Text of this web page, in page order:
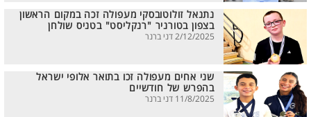
נתנאל זולוטובסקי מעפולה זכה במקום הראשון
בצפון בטורניר "רנקליסט" בטניס שולחן
2/12/2025 דני ברנר
שני אחים מעפולה זכו בתואר אלופי ישראל
בהפרש של חודשיים
11/8/2025 דני ברנר